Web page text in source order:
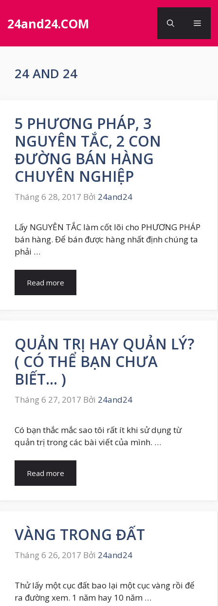
đến
nội24and24.COM
24 AND 24
5 PHƯƠNG PHÁP, 3
NGUYÊN TẮC, 2 CON
ĐƯỜNG BÁN HÀNG
CHUYÊN NGHIỆP
Tháng 6 28, 2017 Bởi 24and24
Lấy NGUYÊN TẮC làm cốt lõi cho PHƯƠNG PHÁP
bán hàng. Để bán được hàng nhất định chúng ta
phải …
Read more
QUẢN TRỊ HAY QUẢN LÝ?
( CÓ THỂ BẠN CHƯA
BIẾT… )
Tháng 6 27, 2017 Bởi 24and24
Có bạn thắc mắc sao tôi rất ít khi sử dụng từ
quản trị trong các bài viết của mình. …
Read more
VÀNG TRONG ĐẤT
Tháng 6 26, 2017 Bởi 24and24
Thử lấy một cục đất bao lại một cục vàng rồi để
ra đường xem. 1 năm hay 10 năm …